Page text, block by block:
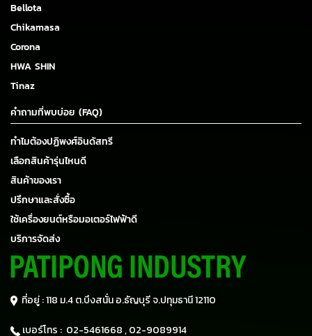
Bellota
Chikamasa
Corona
HWA SHIN
Tinaz
คำถามที่พบบ่อย (FAQ)
ทำไมต้องปฏิพงศ์อินดัสทรี
เลือกสินค้ารุ่นไหนดี
สินค้าของเรา
ปรึกษาและสั่งซื้อ
ใช้เครื่องยนต์หรือมอเตอร์ไฟฟ้าดี
บริการจัดส่ง
ที่อยู่ : 118 ม.4 ต.บึงสนั่น อ.ธัญบุรีจ.ปทุมธานี 12110
เบอร์โทร : 02-5461668 ,02-9089914